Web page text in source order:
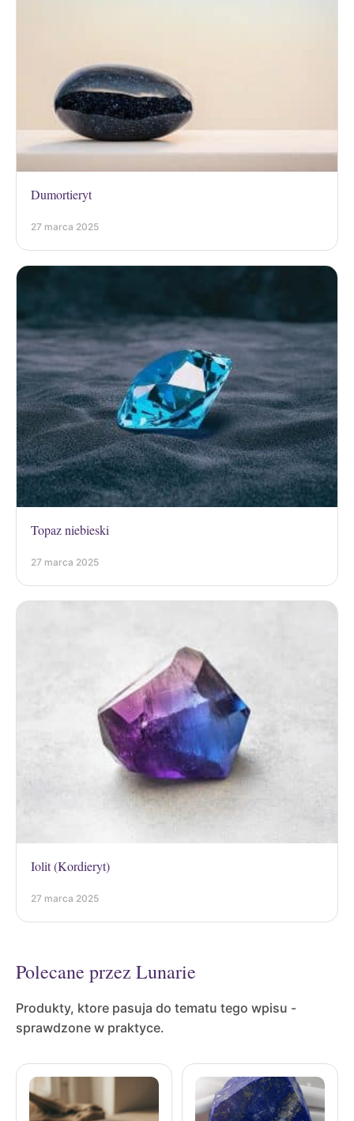
Dumortieryt
27 marca 2025
Topaz niebieski
27 marca 2025
Iolit (Kordieryt)
27 marca 2025
Polecane przez Lunarie
Produkty, ktore pasuja do tematu tego wpisu -
sprawdzone w praktyce.